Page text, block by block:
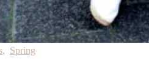
, Spring